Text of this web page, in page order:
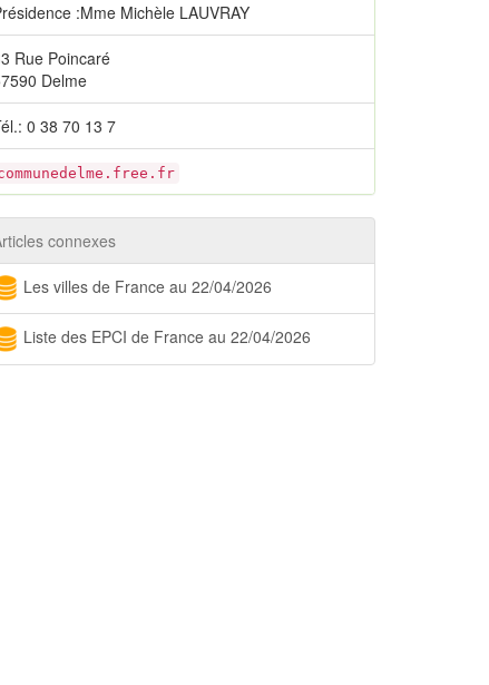
:Mme Michèle LAUVRAY
Rue Poincaré
Delme
0 38 70 13 7
connexes
Les villes de France au 22/04/2026
Liste des EPCI de France au 22/04/2026